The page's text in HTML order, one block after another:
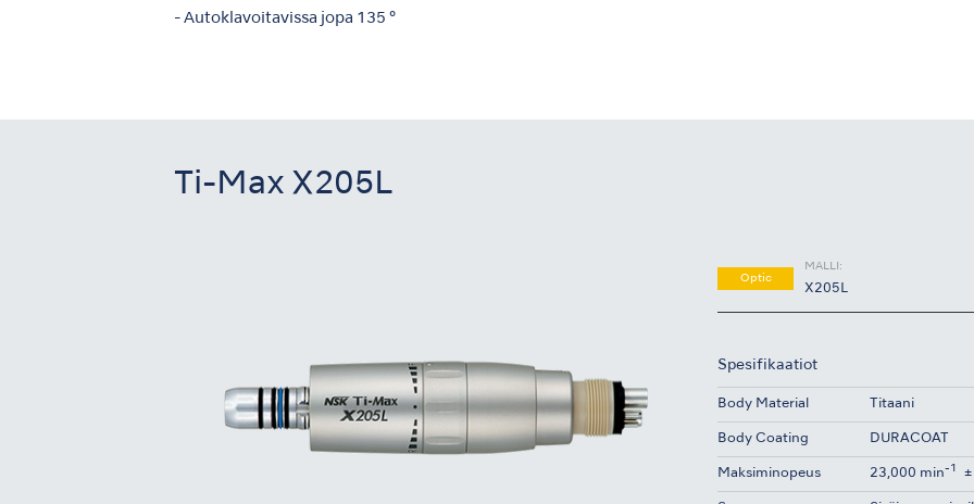
- Autoklavoitavissa jopa 135 °
Ti-Max X205L
Optic
MALLI:
X205L
Spesifikaatiot
Body Material Titaani
Body Coating DURACOAT
Maksiminopeus 23,000 min-1 ±